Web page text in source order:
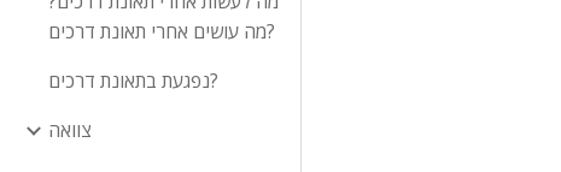
מה עושים אחרי תאונת דרכים?
נפגעת בתאונת דרכים?
צוואה